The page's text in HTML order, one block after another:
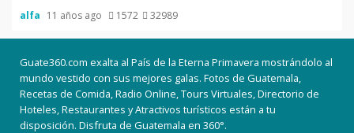
alfa 11 años ago 1572 32989
Guate360.com exalta al País de la Eterna Primavera mostrándolo al
mundo vestido con sus mejores galas. Fotos de Guatemala,
Recetas de Comida, Radio Online, Tours Virtuales, Directorio de
Hoteles, Restaurantes y Atractivos turísticos están a tu
disposición. Disfruta de Guatemala en 360°.